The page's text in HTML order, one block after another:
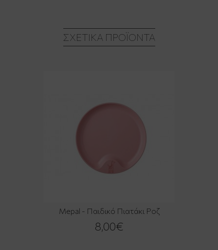
ΣΧΕΤΙΚΆ ΠΡΟΪΌΝΤΑ
Mepal - Παιδικό Πιατάκι Ροζ
8,00€